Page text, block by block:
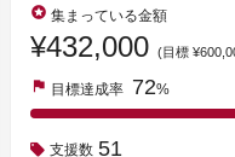
stars 集まっている金額
¥432,000 (目標
flag 目標達成率 72%
支援数 51